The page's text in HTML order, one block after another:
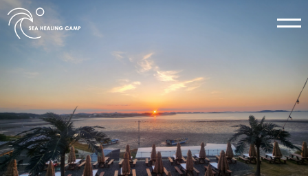
소개
객실
바다방 1층 바다방 2층 오션뷰 나무방 힐링방